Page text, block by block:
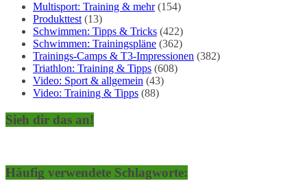
Multisport: Training & mehr(154)
Produkttest (13)
Schwimmen: Tipps & Tricks (422)
Schwimmen: Trainingspläne (362)
Trainings-Camps & T3-Impressionen (382)
Triathlon: Training & Tipps (608)
Video: Sport & allgemein (43)
Video: Training & Tipps (88)
Sieh dir das an!
Häufig verwendete Schlagworte: